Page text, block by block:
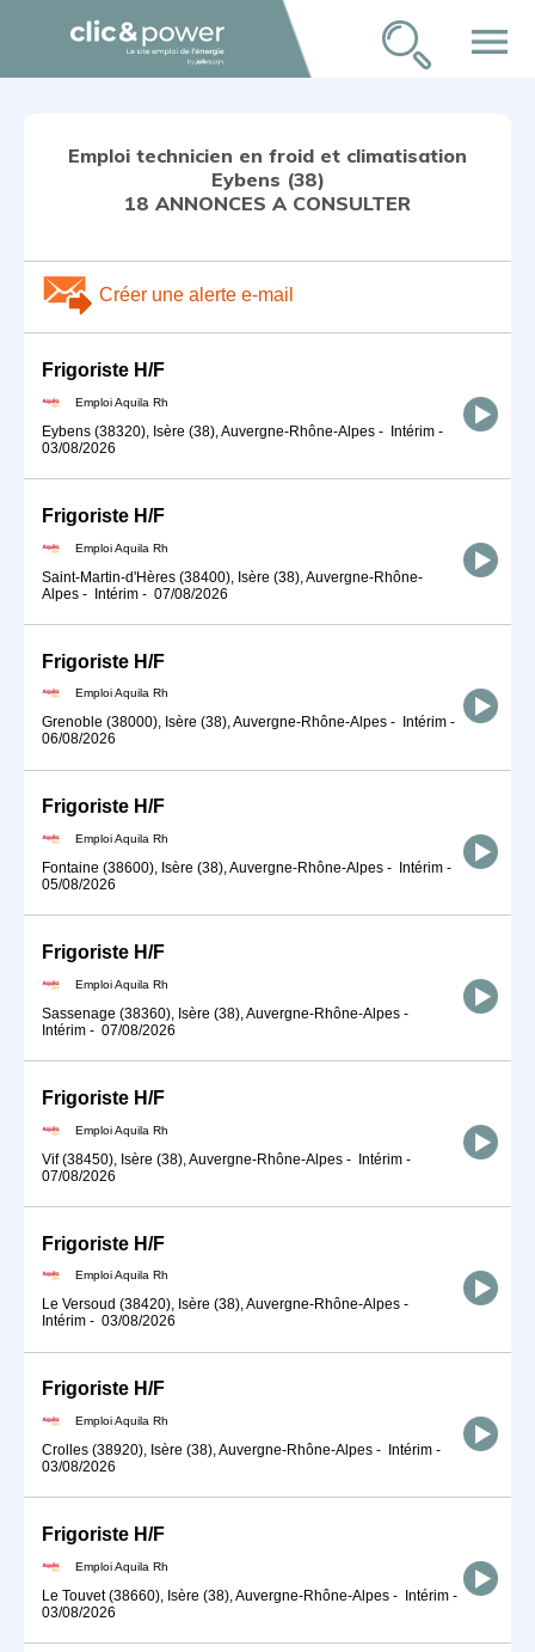
menu
Emploi technicien en froid et climatisation
Eybens (38)
18 ANNONCES A CONSULTER
Créer une alerte e-mail
Frigoriste H/F
Emploi Aquila Rh
Eybens (38320), Isère (38), Auvergne-Rhône-Alpes - Intérim -
03/08/2026
Frigoriste H/F
Emploi Aquila Rh
Saint-Martin-d'Hères (38400), Isère (38), Auvergne-Rhône-
Alpes - Intérim - 07/08/2026
Frigoriste H/F
Emploi Aquila Rh
Grenoble (38000), Isère (38), Auvergne-Rhône-Alpes - Intérim -
06/08/2026
Frigoriste H/F
Emploi Aquila Rh
Fontaine (38600), Isère (38), Auvergne-Rhône-Alpes - Intérim -
05/08/2026
Frigoriste H/F
Emploi Aquila Rh
Sassenage (38360), Isère (38), Auvergne-Rhône-Alpes -
Intérim - 07/08/2026
Frigoriste H/F
Emploi Aquila Rh
Vif (38450), Isère (38), Auvergne-Rhône-Alpes - Intérim -
07/08/2026
Frigoriste H/F
Emploi Aquila Rh
Le Versoud (38420), Isère (38), Auvergne-Rhône-Alpes -
Intérim - 03/08/2026
Frigoriste H/F
Emploi Aquila Rh
Crolles (38920), Isère (38), Auvergne-Rhône-Alpes - Intérim -
03/08/2026
Frigoriste H/F
Emploi Aquila Rh
Le Touvet (38660), Isère (38), Auvergne-Rhône-Alpes - Intérim -
03/08/2026